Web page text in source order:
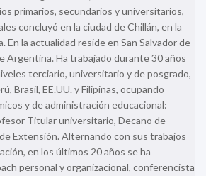
primarios, secundarios y universitarios,
concluyó en la ciudad de Chillán, en la
la actualidad reside en San Salvador de
Argentina. Ha trabajado durante 30 años
terciario, universitario y de posgrado,
Brasil, EE.UU. y Filipinas, ocupando
y de administración educacional:
Titular universitario, Decano de
Extensión. Alternando con sus trabajos
en los últimos 20 años se ha
personal y organizacional, conferencista